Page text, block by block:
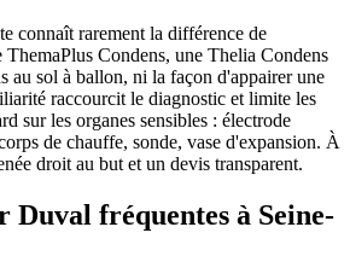
connaît rarement la différence de
ThemaPlus Condens, une Thelia Condens
au sol à ballon, ni la façon d'appairer une
raccourcit le diagnostic et limite les
sur les organes sensibles : électrode
de chauffe, sonde, vase d'expansion. À
droit au but et un devis transparent.
Duval fréquentes à Seine-